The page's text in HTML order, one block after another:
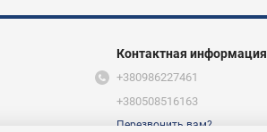
Контактная информация
+380986227461
+380508516163
Перезвонить вам?